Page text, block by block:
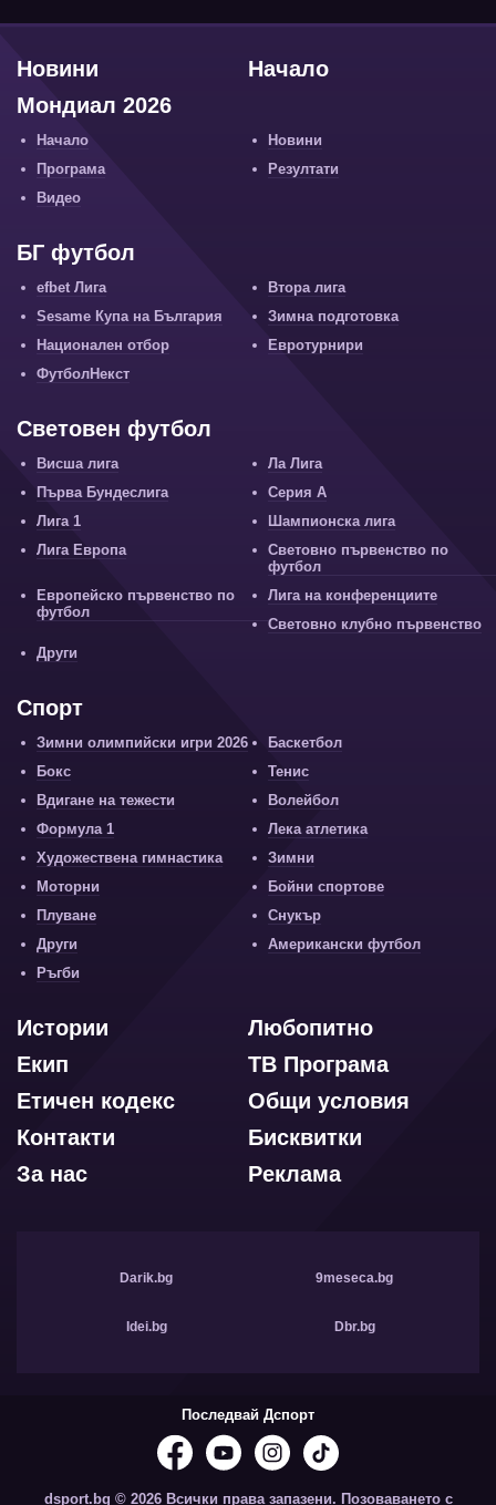
Начало
Новини
Мондиал 2026
Начало
Новини
Програма
Резултати
Видео
БГ футбол
efbet Лига
Втора лига
Sesame Купа на България
Зимна подготовка
Национален отбор
Евротурнири
ФутболНекст
Световен футбол
Висша лига
Ла Лига
Първа Бундеслига
Серия А
Лига 1
Шампионска лига
Лига Европа
Световно първенство по
футбол
Европейско първенство по
футбол
Лига на конференциите
Световно клубно първенство
Други
Спорт
Зимни олимпийски игри 2026
Баскетбол
Бокс
Тенис
Вдигане на тежести
Волейбол
Формула 1
Лека атлетика
Художествена гимнастика
Зимни
Моторни
Бойни спортове
Плуване
Снукър
Други
Американски футбол
Ръгби
Любопитно
Истории
ТВ Програма
Екип
Общи условия
Етичен кодекс
Бисквитки
Контакти
Реклама
За нас
Darik.bg 9meseca.bg
Idei.bg Dbr.bg
Последвай Дспорт
dsport.bg © 2026 Всички права запазени. Позоваването с